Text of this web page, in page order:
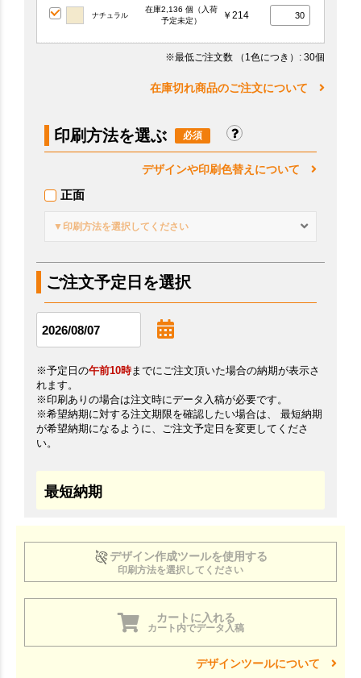
ナチュラル
在庫2,136 個（入荷
予定未定）
￥214
※最低ご注文数 （1色につき） : 30個
在庫切れ商品のご注文について
印刷方法を選ぶ
デザインや印刷色替えについて
正面
▼印刷方法を選択してください
ご注文予定日を選択
※予定日の午前10時までにご注文頂いた場合の納期が表示さ
れます。
※印刷ありの場合は注文時にデータ入稿が必要です。
※希望納期に対する注文期限を確認したい場合は、 最短納期
が希望納期になるように、ご注文予定日を変更してくださ
い。
最短納期
デザイン作成ツールを使用する
印刷方法を選択してください
カートに入れる
カート内でデータ入稿
デザインツールについて